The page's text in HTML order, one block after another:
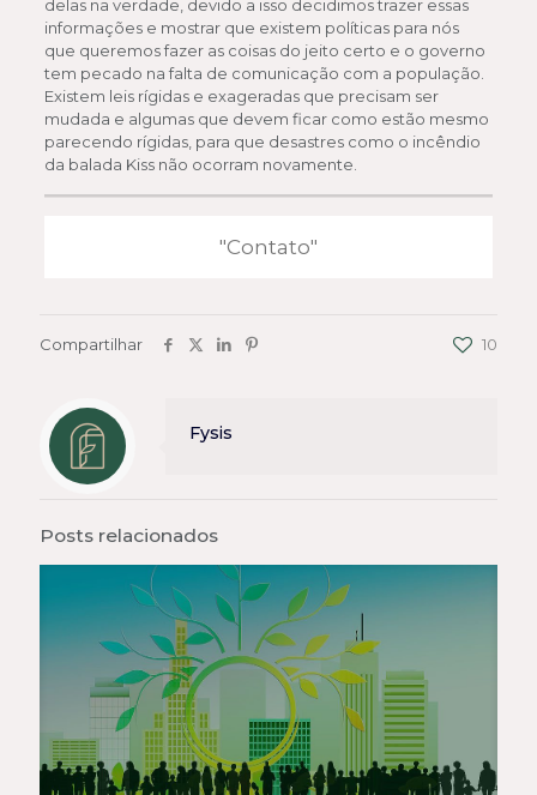
delas na verdade, devido a isso decidimos trazer essas
informações e mostrar que existem políticas para nós
que queremos fazer as coisas do jeito certo e o governo
tem pecado na falta de comunicação com a população.
Existem leis rígidas e exageradas que precisam ser
mudada e algumas que devem ficar como estão mesmo
parecendo rígidas, para que desastres como o incêndio
da balada Kiss não ocorram novamente.
"Contato"
Compartilhar 10
Fysis
Posts relacionados